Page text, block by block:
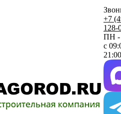
+7
128-
ПН
с